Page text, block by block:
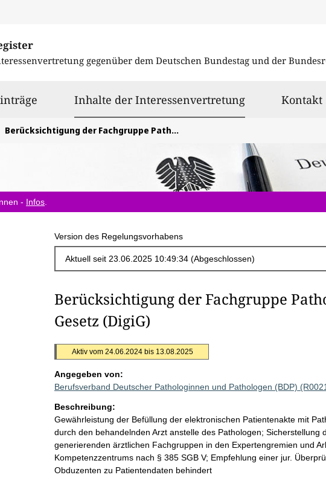
gegenüber dem Deutschen Bundestag und der
Inhalte der Interessenvertretungausgewählt
Kontakt
Berücksichtigung der Fachgruppe Pathologie im Digital-Gesetz (DigiG)
- Infos
Version des Regelungsvorhabens
Berücksichtigung der Fachgruppe
Gesetz (DigiG)
Aktiv vom 24.06.2024 bis 13.08.2025
Angegeben von:
Berufsverband Deutscher Pathologinnen und Pathologen (BDP)
Beschreibung:
Gewährleistung der Befüllung der elektronischen Patientenakte mit
durch den behandelnden Arzt anstelle des Pathologen; Sicherstellung
generierenden ärztlichen Fachgruppen in den Expertengremien und
Kompetenzzentrums nach § 385 SGB V; Empfehlung einer jur.
Obduzenten zu Patientendaten behindert